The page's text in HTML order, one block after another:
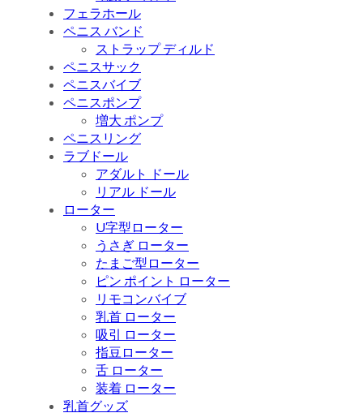
フェラホール
ペニス バンド
ストラップ ディルド
ペニスサック
ペニスバイブ
ペニスポンプ
増大 ポンプ
ペニスリング
ラブドール
アダルト ドール
リアル ドール
ローター
U字型ローター
うさぎ ローター
たまご型ローター
ピン ポイント ローター
リモコンバイブ
乳首 ローター
吸引 ローター
指豆ローター
舌 ローター
装着 ローター
乳首グッズ